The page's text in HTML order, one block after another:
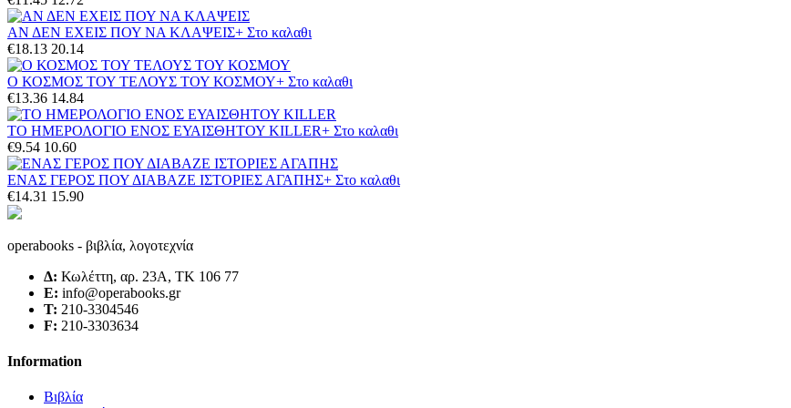
ΑΝ ΔΕΝ ΕΧΕΙΣ ΠΟΥ ΝΑ ΚΛΑΨΕΙΣ+ Στο καλαθι
€18.13 20.14
Ο ΚΟΣΜΟΣ ΤΟΥ ΤΕΛΟΥΣ ΤΟΥ ΚΟΣΜΟΥ+ Στο καλαθι
€13.36 14.84
ΤΟ ΗΜΕΡΟΛΟΓΙΟ ΕΝΟΣ ΕΥΑΙΣΘΗΤΟΥ KILLER+ Στο καλαθι
€9.54 10.60
ΕΝΑΣ ΓΕΡΟΣ ΠΟΥ ΔΙΑΒΑΖΕ ΙΣΤΟΡΙΕΣ ΑΓΑΠΗΣ+ Στο καλαθι
€14.31 15.90
operabooks - βιβλία, λογοτεχνία
Δ: Κωλέττη, αρ. 23Α, ΤΚ 106 77
E: info@operabooks.gr
Τ: 210-3304546
F: 210-3303634
Information
Βιβλία